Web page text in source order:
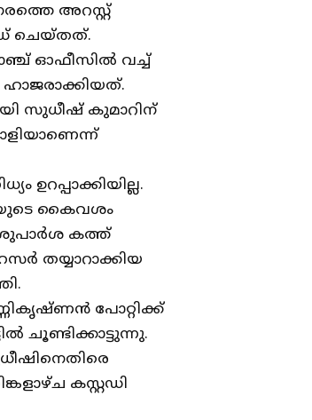
അറസ്റ്റ്
ചെയ്തത്.
ഓഫീസിൽ വച്ച്
സുധീഷ് കുമാറിന്
ഉറപ്പാക്കിയില്ല.
കൈവശം
ശുപാർശ കത്ത്
തയ്യാറാക്കിയ
പോറ്റിക്ക്
ചൂണ്ടിക്കാട്ടുന്നു.
കസ്റ്റഡി